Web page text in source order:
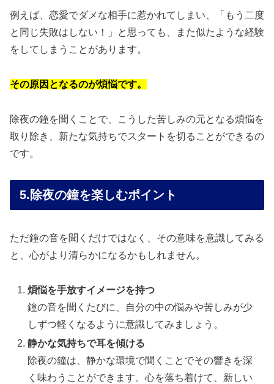
例えば、恋愛でダメな相手に惹かれてしまい、「もう二度
と同じ失敗はしない！」と思っても、また似たような経験
をしてしまうことがあります。
その原因となるのが煩悩です。
除夜の鐘を聞くことで、こうした苦しみの元となる煩悩を
取り除き、新たな気持ちでスタートを切ることができるの
です。
5.除夜の鐘を楽しむポイント
ただ鐘の音を聞くだけではなく、その意味を意識してみる
と、心がより清らかになるかもしれません。
煩悩を手放すイメージを持つ
鐘の音を聞くたびに、自分の中の悩みや苦しみが少
しずつ軽くなるように意識してみましょう。
静かな気持ちで耳を傾ける
除夜の鐘は、静かな環境で聞くことでその響きを深
く味わうことができます。心を落ち着けて、新しい